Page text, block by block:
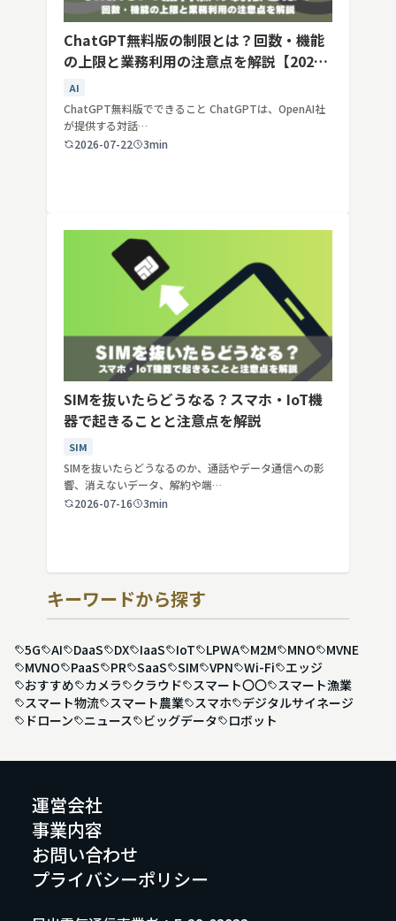
ChatGPT無料版の制限とは？回数・機能
の上限と業務利用の注意点を解説【2026
年最新】
AI
ChatGPT無料版でできること ChatGPTは、OpenAI社
が提供する対話…
2026-07-22
3min
SIMを抜いたらどうなる？スマホ・IoT機
器で起きることと注意点を解説
SIM
SIMを抜いたらどうなるのか、通話やデータ通信への影
響、消えないデータ、解約や端…
2026-07-16
3min
キーワードから探す
5G AI DaaS DX IaaS IoT LPWA M2M MNO
MVNE
MVNO
PaaS PR SaaS SIM VPN Wi-Fi
エッジ
おすすめ
カメラ クラウド スマート〇〇
スマート漁業
スマート物流
スマート農業 スマホ
デジタルサイネージ
ドローン
ニュース ビッグデータ ロボット
運営会社
事業内容
お問い合わせ
プライバシーポリシー